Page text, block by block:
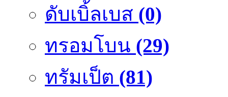
ดับเบิ้ลเบส (0)
ทรอมโบน (29)
ทรัมเป็ต (81)